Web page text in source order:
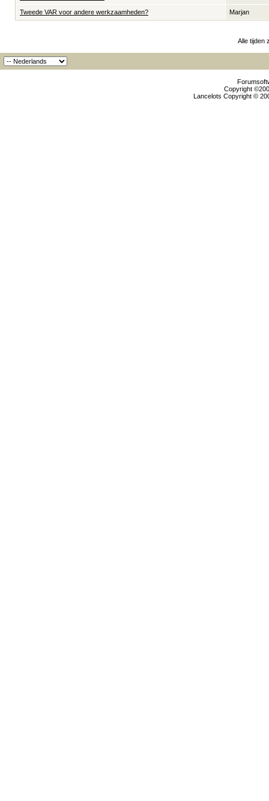
Tweede VAR voor andere werkzaamheden? Marjan
Alle tijden
Copyright
Lancelots Copyright ©